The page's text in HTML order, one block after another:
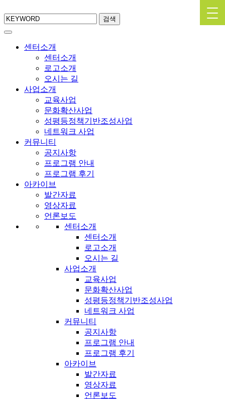
검색
센터소개
센터소개
로고소개
오시는 길
사업소개
교육사업
문화확산사업
성평등정책기반조성사업
네트워크 사업
커뮤니티
공지사항
프로그램 안내
프로그램 후기
아카이브
발간자료
영상자료
언론보도
센터소개
센터소개
로고소개
오시는 길
사업소개
교육사업
문화확산사업
성평등정책기반조성사업
네트워크 사업
커뮤니티
공지사항
프로그램 안내
프로그램 후기
아카이브
발간자료
영상자료
언론보도